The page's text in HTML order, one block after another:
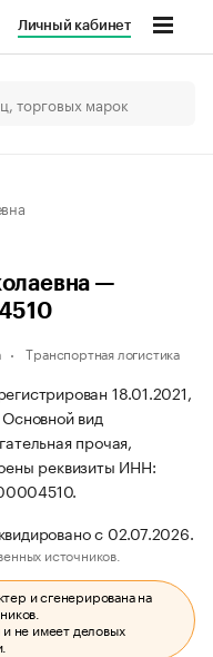
Личный кабинет
—
Транспортная логистика
18.01.2021,
вид
прочая,
реквизиты ИНН:
с 02.07.2026.
источников.
и сгенерирована на
и не имеет деловых